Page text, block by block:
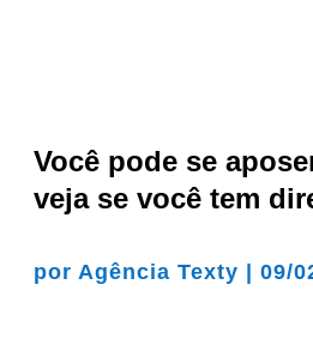
Você pode se
veja se você tem
porAgência Texty |09/